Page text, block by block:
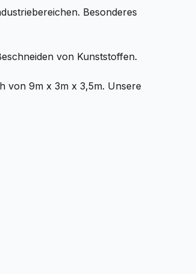
Besonderes
von Kunststoffen.
von 9m x 3m x 3,5m. Unsere